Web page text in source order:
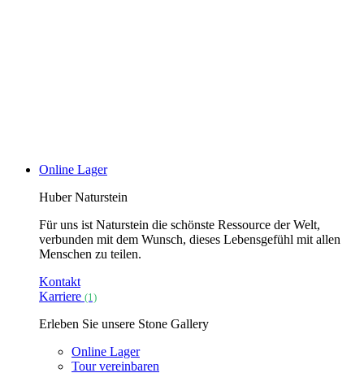
Online Lager
Huber Naturstein
Für uns ist Naturstein die schönste Ressource der Welt,
verbunden mit dem Wunsch, dieses Lebensgefühl mit allen
Menschen zu teilen.
Kontakt
Karriere (1)
Erleben Sie unsere Stone Gallery
Online Lager
Tour vereinbaren